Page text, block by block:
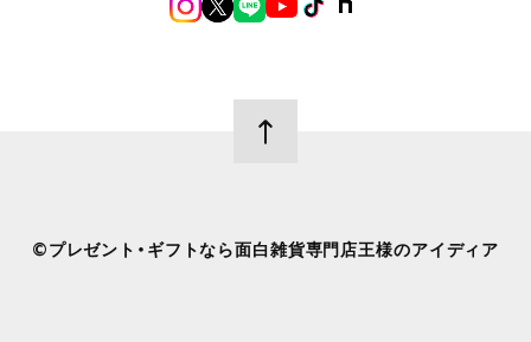
©︎プレゼント・ギフトなら面白雑貨専門店王様のアイディア